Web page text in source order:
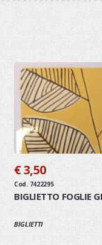
€ 3,50
Cod. 7422295
BIGLIETTO FOGLIE
BIGLIETTI